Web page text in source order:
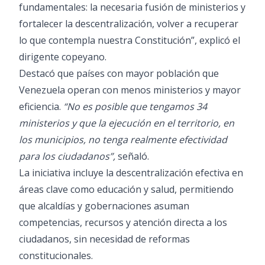
fundamentales: la necesaria fusión de ministerios y
fortalecer la descentralización, volver a recuperar
lo que contempla nuestra Constitución”, explicó el
dirigente copeyano.
Destacó que países con mayor población que
Venezuela operan con menos ministerios y mayor
eficiencia. “No es posible que tengamos 34
ministerios y que la ejecución en el territorio, en
los municipios, no tenga realmente efectividad
para los ciudadanos”,señaló.
La iniciativa incluye la descentralización efectiva en
áreas clave como educación y salud, permitiendo
que alcaldías y gobernaciones asuman
competencias, recursos y atención directa a los
ciudadanos, sin necesidad de reformas
constitucionales.